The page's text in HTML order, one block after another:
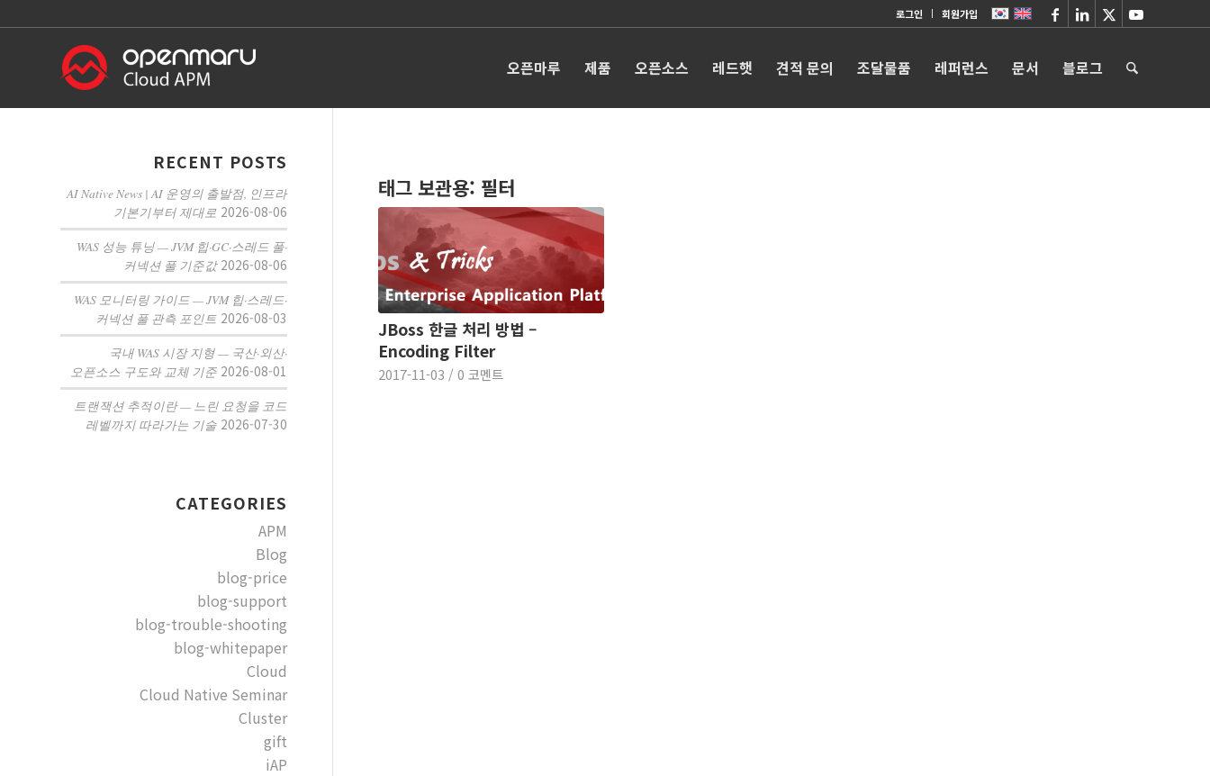
로그인 회원가입
오픈마루 제품 오픈소스 레드햇 견적 문의 조달물품 레퍼런스 문서 블로그
태그 보관용: 필터
JBoss 한글 처리 방법 –
Encoding Filter
2017-11-03 / 0 코멘트
RECENT POSTS
AI Native News | AI 운영의 출발점, 인프라
기본기부터 제대로 2026-08-06
WAS 성능 튜닝 — JVM 힙·GC·스레드 풀·
커넥션 풀 기준값 2026-08-06
WAS 모니터링 가이드 — JVM 힙·스레드·
커넥션 풀 관측 포인트 2026-08-03
국내 WAS 시장 지형 — 국산·외산·
오픈소스 구도와 교체 기준 2026-08-01
트랜잭션 추적이란 — 느린 요청을 코드
레벨까지 따라가는 기술 2026-07-30
CATEGORIES
APM
Blog
blog-price
blog-support
blog-trouble-shooting
blog-whitepaper
Cloud
Cloud Native Seminar
Cluster
gift
iAP